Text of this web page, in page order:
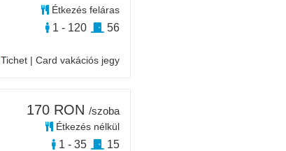
Tichet | Card vakációs jegy
Étkezés feláras
1 - 120 56
170 RON /szoba
Étkezés nélkül
1 - 35 15